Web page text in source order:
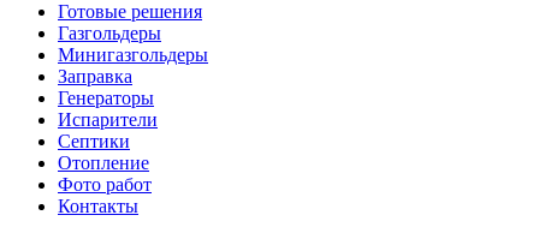
Готовые решения
Газгольдеры
Минигазгольдеры
Заправка
Генераторы
Испарители
Септики
Отопление
Фото работ
Контакты